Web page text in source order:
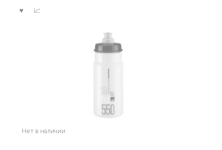
Нет в наличии